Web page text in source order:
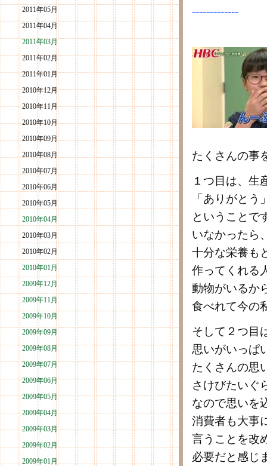
2011年05月
2011年04月
2011年03月
2011年02月
2011年01月
2010年12月
2010年11月
2010年10月
2010年09月
2010年08月
2010年07月
2010年06月
2010年05月
2010年04月
2010年03月
2010年02月
2010年01月
2009年12月
2009年11月
2009年10月
2009年09月
2009年08月
2009年07月
2009年06月
2009年05月
2009年04月
2009年03月
2009年02月
2009年01月
-------------
たくさんの事
１つ目は、生
「ありがと
ということで
いなかったら
十分な栄養も
作ってくれる
動物がいるか
食べれて今の
そして２つ目
思いがいっぱ
たくさんの思
さけびたいぐ
なので思いを
消費者も大事
言うことを改
必要だと感じ